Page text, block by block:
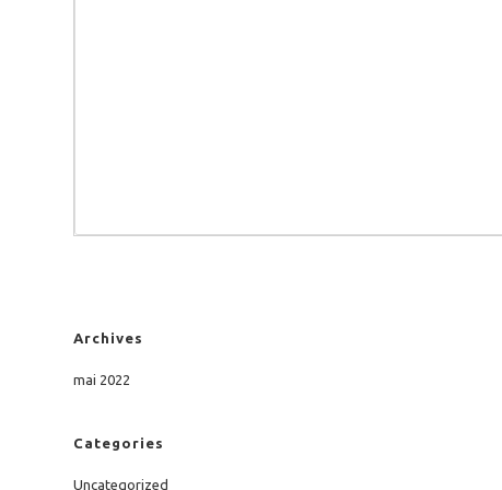
Archives
mai 2022
Categories
Uncategorized